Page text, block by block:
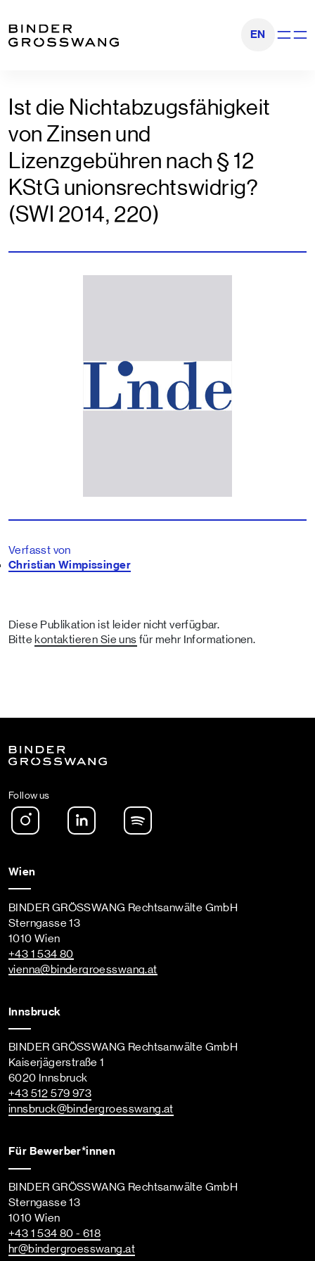
EN
Ist die Nichtabzugsfähigkeit
von Zinsen und
Lizenzgebühren nach § 12
KStG unionsrechtswidrig?
(SWI 2014, 220)
Verfasst von
Christian Wimpissinger
Diese Publikation ist leider nicht verfügbar.
Bitte kontaktieren Sie uns für mehr Informationen.
Follow us
Instagram LinkedIn
Wien
BINDER GRÖSSWANG Rechtsanwälte GmbH
Sterngasse 13
1010 Wien
+43 1 534 80
vienna@bindergroesswang.at
Innsbruck
BINDER GRÖSSWANG Rechtsanwälte GmbH
Kaiserjägerstraße 1
6020 Innsbruck
+43 512 579 973
innsbruck@bindergroesswang.at
Für Bewerber*innen
BINDER GRÖSSWANG Rechtsanwälte GmbH
Sterngasse 13
1010 Wien
+43 1 534 80 - 618
hr@bindergroesswang.at